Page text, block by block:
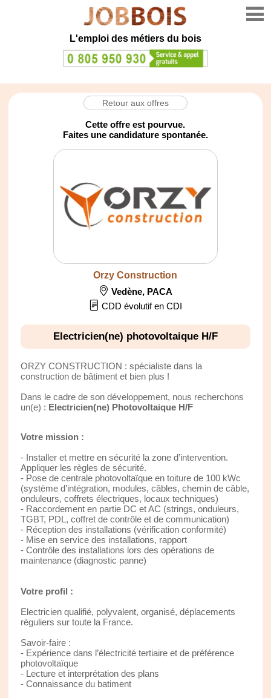
L'emploi des métiers du bois
Retour aux offres
Cette offre est pourvue.
Faites une candidature spontanée.
Orzy Construction
Vedène, PACA
CDD évolutif en CDI
Electricien(ne) photovoltaique H/F
ORZY CONSTRUCTION : spécialiste dans la
construction de bâtiment et bien plus !
Dans le cadre de son développement, nous recherchons
un(e) : Electricien(ne) Photovoltaique H/F
Votre mission :
- Installer et mettre en sécurité la zone d’intervention.
Appliquer les règles de sécurité.
- Pose de centrale photovoltaïque en toiture de 100 kWc
(système d’intégration, modules, câbles, chemin de câble,
onduleurs, coffrets électriques, locaux techniques)
- Raccordement en partie DC et AC (strings, onduleurs,
TGBT, PDL, coffret de contrôle et de communication)
- Réception des installations (vérification conformité)
- Mise en service des installations, rapport
- Contrôle des installations lors des opérations de
maintenance (diagnostic panne)
Votre profil :
Electricien qualifié, polyvalent, organisé, déplacements
réguliers sur toute la France.
Savoir-faire :
- Expérience dans l’électricité tertiaire et de préférence
photovoltaïque
- Lecture et interprétation des plans
- Connaissance du batiment